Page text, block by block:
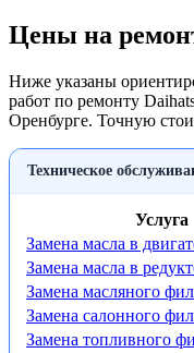
Цены на
Ниже указаны
работ по ремонту
Оренбурге. Точную
Техническое
Услуга
Замена масла в
Замена масла в
Замена масляного
Замена салонного
Замена топливного